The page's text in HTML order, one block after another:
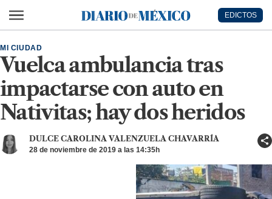
Diario de México
EDICTOS
Vuelca ambulancia tras
impactarse con auto en
Nativitas; hay dos heridos
MI CIUDAD
DULCE CAROLINA VALENZUELA CHAVARRÍA
28 de noviembre de 2019 a las 14:35h